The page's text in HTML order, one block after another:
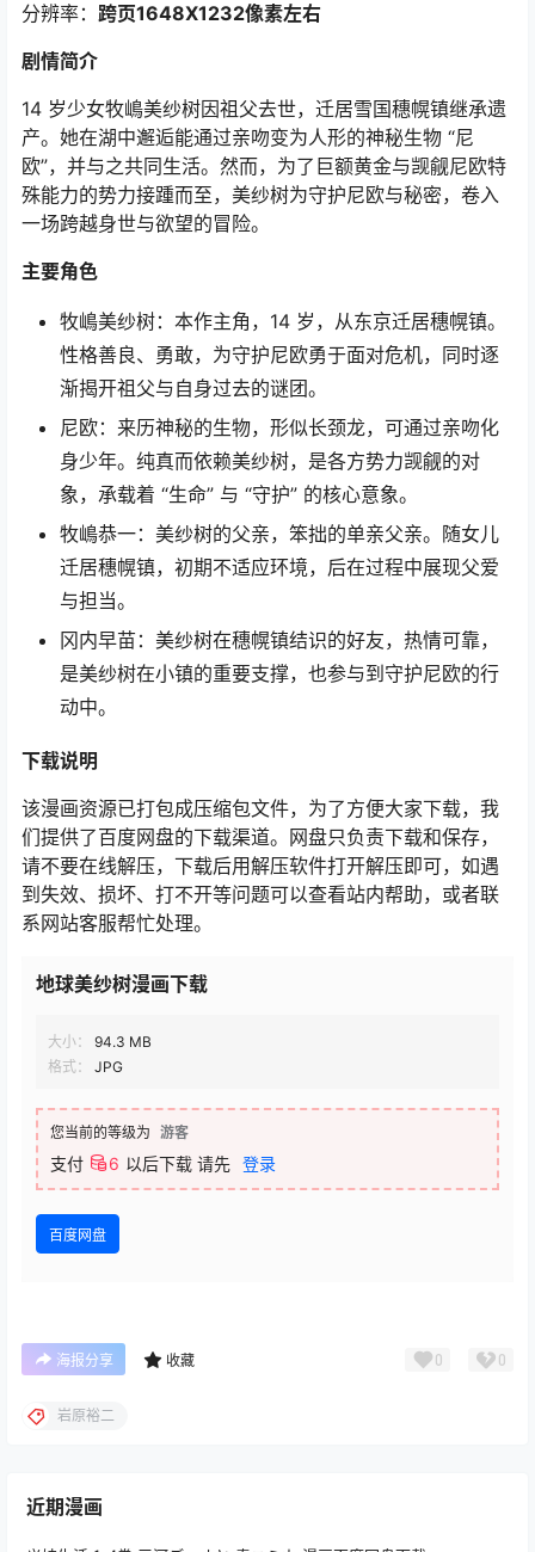
分辨率： 跨页1648X1232像素左右
剧情简介
14 岁少女牧嶋美纱树因祖父去世，迁居雪国穗幌镇继承遗
产。她在湖中邂逅能通过亲吻变为人形的神秘生物 “尼
欧”，并与之共同生活。然而，为了巨额黄金与觊觎尼欧特
殊能力的势力接踵而至，美纱树为守护尼欧与秘密，卷入
一场跨越身世与欲望的冒险。
主要角色
牧嶋美纱树：本作主角，14 岁，从东京迁居穗幌镇。
性格善良、勇敢，为守护尼欧勇于面对危机，同时逐
渐揭开祖父与自身过去的谜团。
尼欧：来历神秘的生物，形似长颈龙，可通过亲吻化
身少年。纯真而依赖美纱树，是各方势力觊觎的对
象，承载着 “生命” 与 “守护” 的核心意象。
牧嶋恭一：美纱树的父亲，笨拙的单亲父亲。随女儿
迁居穗幌镇，初期不适应环境，后在过程中展现父爱
与担当。
冈内早苗：美纱树在穗幌镇结识的好友，热情可靠，
是美纱树在小镇的重要支撑，也参与到守护尼欧的行
动中。
下载说明
该漫画资源已打包成压缩包文件，为了方便大家下载，我
们提供了百度网盘的下载渠道。网盘只负责下载和保存，
请不要在线解压，下载后用解压软件打开解压即可，如遇
到失效、损坏、打不开等问题可以查看站内帮助，或者联
系网站客服帮忙处理。
地球美纱树漫画下载
大小：
94.3 MB
格式：
JPG
您当前的等级为 游客
支付 6 以后下载 请先 登录
百度网盘
海报分享 收藏 0 0
岩原裕二
近期漫画